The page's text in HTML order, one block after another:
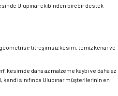
Ulupınar ekibinden birebir destek
titreşimsiz kesim, temiz kenar ve
kesimde daha az malzeme kaybı ve daha az
sınıfında Ulupınar müşterilerinin en